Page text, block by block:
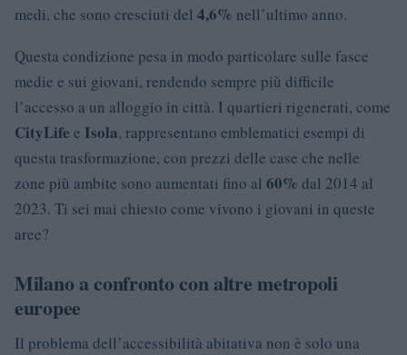
medi, che sono cresciuti del 4,6% nell’ultimo anno.
Questa condizione pesa in modo particolare sulle fasce
medie e sui giovani, rendendo sempre più difficile
l’accesso a un alloggio in città. I quartieri rigenerati, come
CityLife e Isola, rappresentano emblematici esempi di
questa trasformazione, con prezzi delle case che nelle
zone più ambite sono aumentati fino al 60% dal 2014 al
2023. Ti sei mai chiesto come vivono i giovani in queste
aree?
Milano a confronto con altre metropoli
europee
Il problema dell’accessibilità abitativa non è solo una